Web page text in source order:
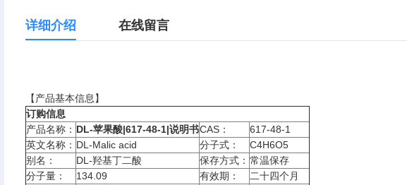
详细介绍 在线留言
【产品基本信息】
订购信息
产品名称： DL-苹果酸|617-48-1|说明书CAS：
617-48-1
英文名称： DL-Malic acid 分子式：
C4H6O5
别名：
DL-羟基丁二酸 保存方式： 常温保存
分子量：
134.09 有效期：
二十四个月